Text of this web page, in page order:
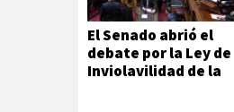
El Senado abrió el
debate por la Ley de
Inviolavilidad de la